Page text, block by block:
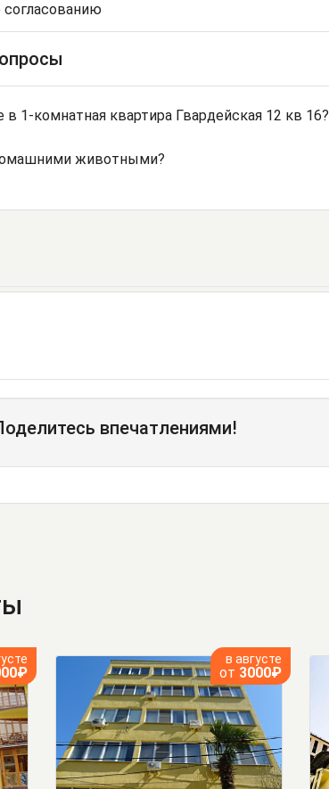
1-комнатная квартира Гвардейская 12 кв 16?
животными?
впечатлениями!
в августе
от 3000₽